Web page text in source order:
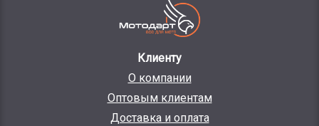
Клиенту
О компании
Оптовым клиентам
Доставка и оплата